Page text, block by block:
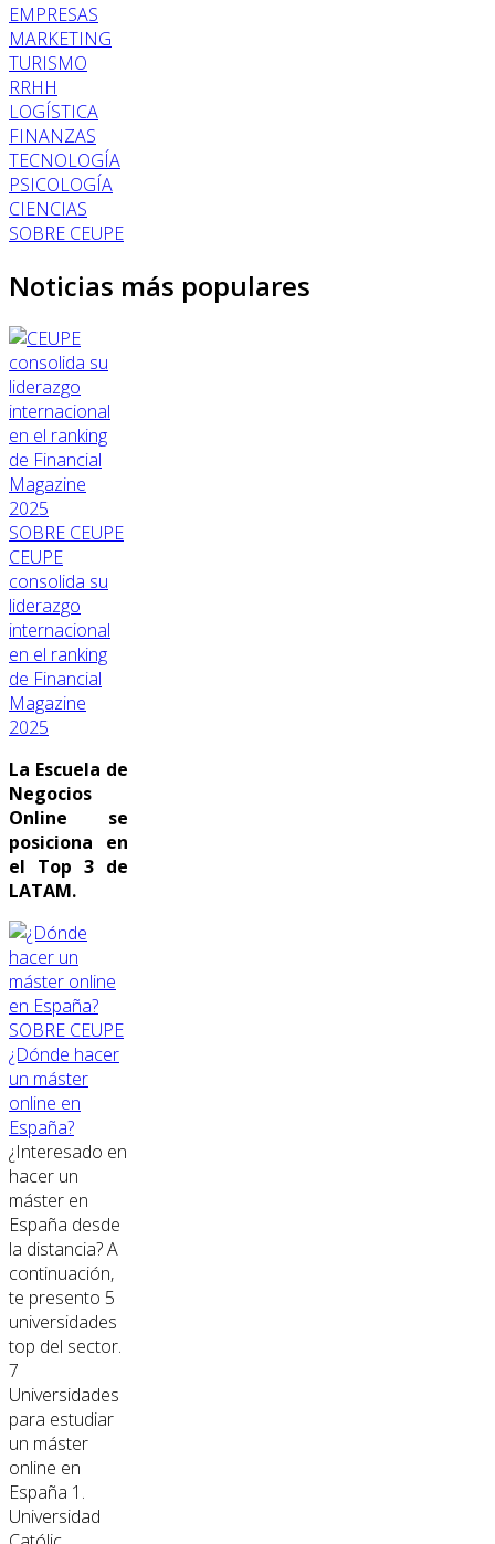
EMPRESAS
MARKETING
TURISMO
RRHH
LOGÍSTICA
FINANZAS
TECNOLOGÍA
PSICOLOGÍA
CIENCIAS
SOBRE CEUPE
Noticias más populares
SOBRE CEUPE
CEUPE
consolida su
liderazgo
internacional
en el ranking
de Financial
Magazine
2025
La Escuela de
Negocios
Online se
posiciona en
el Top 3 de
LATAM.
SOBRE CEUPE
¿Dónde hacer
un máster
online en
España?
¿Interesado en
hacer un
máster en
España desde
la distancia? A
continuación,
te presento 5
universidades
top del sector.
7
Universidades
para estudiar
un máster
online en
España 1.
Universidad